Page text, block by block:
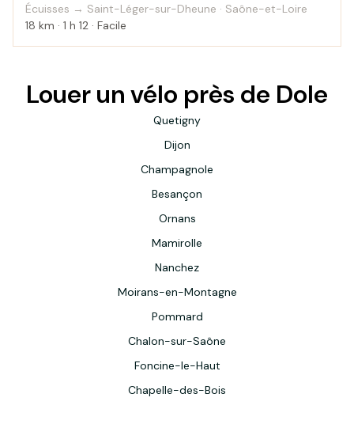
Dheune
Écuisses → Saint-Léger-sur-Dheune · Saône-et-Loire
18 km · 1 h 12 · Facile
Louer un vélo près de Dole
Quetigny
Dijon
Champagnole
Besançon
Ornans
Mamirolle
Nanchez
Moirans-en-Montagne
Pommard
Chalon-sur-Saône
Foncine-le-Haut
Chapelle-des-Bois